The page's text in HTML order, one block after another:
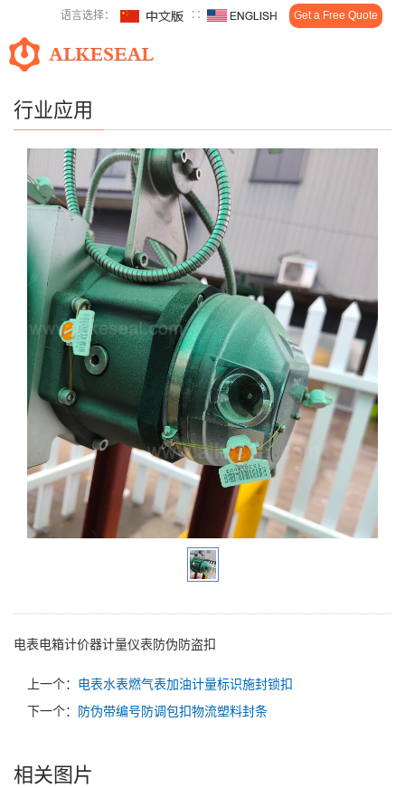
语言选择： ∷ Get a Free Quote
行业应用
电表电箱计价器计量仪表防伪防盗扣
上一个： 电表水表燃气表加油计量标识施封锁扣
下一个：
防伪带编号防调包扣物流塑料封条
相关图片